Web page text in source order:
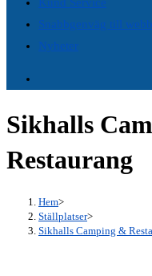
Snabbgenväg till
Nyheter
Sikhalls
Restaurang
Hem>
Ställplatser>
Sikhalls Camping &